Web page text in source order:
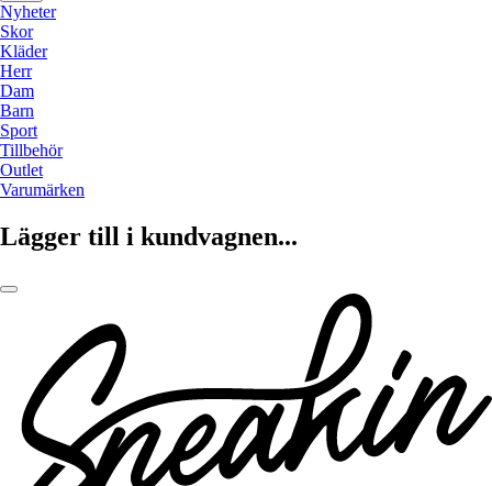
Nyheter
Skor
Kläder
Herr
Dam
Barn
Sport
Tillbehör
Outlet
Varumärken
Lägger till i kundvagnen...